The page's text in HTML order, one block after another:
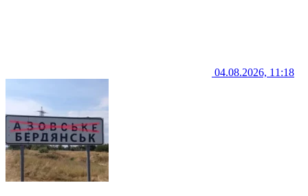
04.08.2026, 11:18